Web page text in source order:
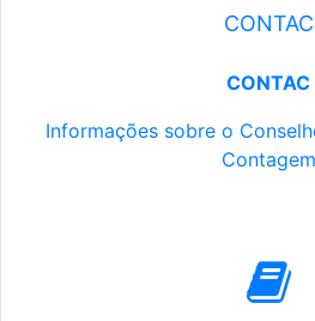
CONTAC
CONTAC
Informações sobre o
Contagem